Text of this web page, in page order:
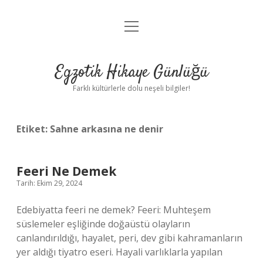
Anasayfa
Yasal Uyarı
menüyü
Egzotik Hikaye Günlüğü
Farklı kültürlerle dolu neşeli bilgiler!
Etiket: Sahne arkasına ne denir
Feeri Ne Demek
Tarih: Ekim 29, 2024
Edebiyatta feeri ne demek? Feeri: Muhteşem
süslemeler eşliğinde doğaüstü olayların
canlandırıldığı, hayalet, peri, dev gibi kahramanların
yer aldığı tiyatro eseri. Hayali varlıklarla yapılan